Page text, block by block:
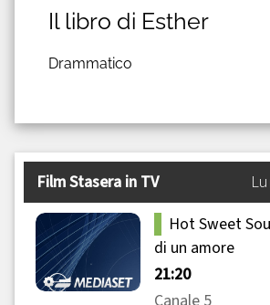
Il libro di Esther
Drammatico